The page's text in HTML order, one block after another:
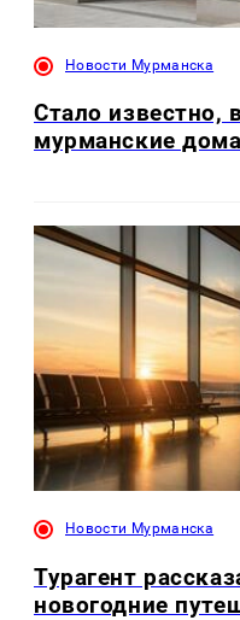
Новости Мурманска
Стало известно,
мурманские дома
Новости Мурманска
Турагент
новогодние